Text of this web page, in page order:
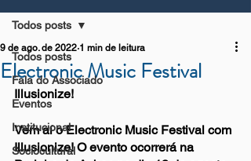
Todos posts
Fala do Associado
Eventos
Institucional
Sociocultural
Todos posts
Electronic Music Festival
9 de ago. de 2022 1 min de leitura
Illusionize!
Vem aí o Electronic Music Festival com
Illusionize! O evento ocorrerá na